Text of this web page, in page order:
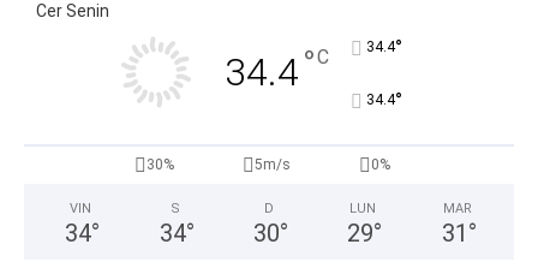
Cer Senin
34.4°C 34.4°
34.4°
30% 5m/s 0%
VIN
34°
S
34°
D
30°
LUN
29°
MAR
31 °